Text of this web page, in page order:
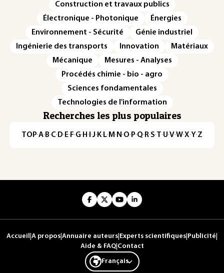
Construction et travaux publics
Électronique - Photonique
Énergies
Environnement - Sécurité
Génie industriel
Ingénierie des transports
Innovation
Matériaux
Mécanique
Mesures - Analyses
Procédés chimie - bio - agro
Sciences fondamentales
Technologies de l'information
Recherches les plus populaires
TOP·A·B·C·D·E·F·G·H·I·J·K·L·M·N·O·P·Q·R·S·T·U·V·W·X·Y·Z
Accueil A propos Annuaire auteurs Experts scientifiques Publicité
Aide & FAQ| Contact
Français